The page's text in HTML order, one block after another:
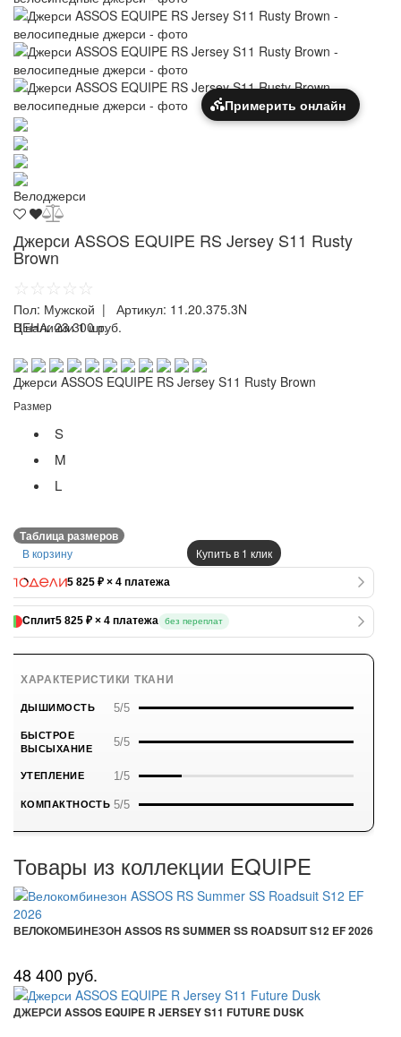
Примерить онлайн
Велоджерси
Джерси ASSOS EQUIPE RS Jersey S11 Rusty
Brown
☆☆☆☆☆
Пол: Мужской | Артикул: 11.20.375.3N
ЦЕНА:23 300 руб.
В наличии 1 шт.
Джерси ASSOS EQUIPE RS Jersey S11 Rusty Brown
Размер
S
M
L
Таблица размеров
В корзину Купить в 1 клик
5 825 ₽ × 4 платежа
Сплит5 825 ₽ × 4 платежа без переплат
ХАРАКТЕРИСТИКИ ТКАНИ
ДЫШИМОСТЬ 5/5
БЫСТРОЕ
ВЫСЫХАНИЕ
5/5
УТЕПЛЕНИЕ 1/5
КОМПАКТНОСТЬ 5/5
Товары из коллекции EQUIPE
ВЕЛОКОМБИНЕЗОН ASSOS RS SUMMER SS ROADSUIT S12 EF 2026
48 400 руб.
ДЖЕРСИ ASSOS EQUIPE R JERSEY S11 FUTURE DUSK